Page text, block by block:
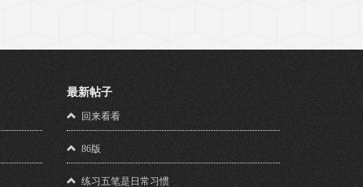
最新帖子
回来看看
86版
练习五笔是日常习惯